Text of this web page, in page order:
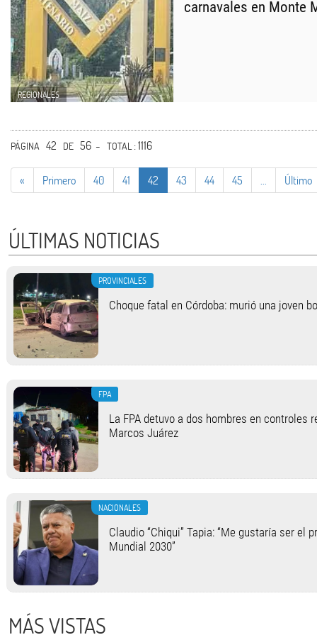
REGIONALES
carnavales en Monte
PÁGINA 42 DE 56 - TOTAL: 1116
« Primero 40 41 42 43 44 45 Último
ÚLTIMAS NOTICIAS
PROVINCIALES
Choque fatal en Córdoba: murió una joven
FPA
La FPA detuvo a dos hombres en controles
Marcos Juárez
NACIONALES
Claudio “Chiqui” Tapia: “Me gustaría ser el
Mundial 2030”
MÁS VISTAS